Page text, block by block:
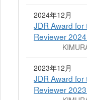
2024年12月
JDR Award
Reviewer
2023年12月
JDR Award
Reviewer